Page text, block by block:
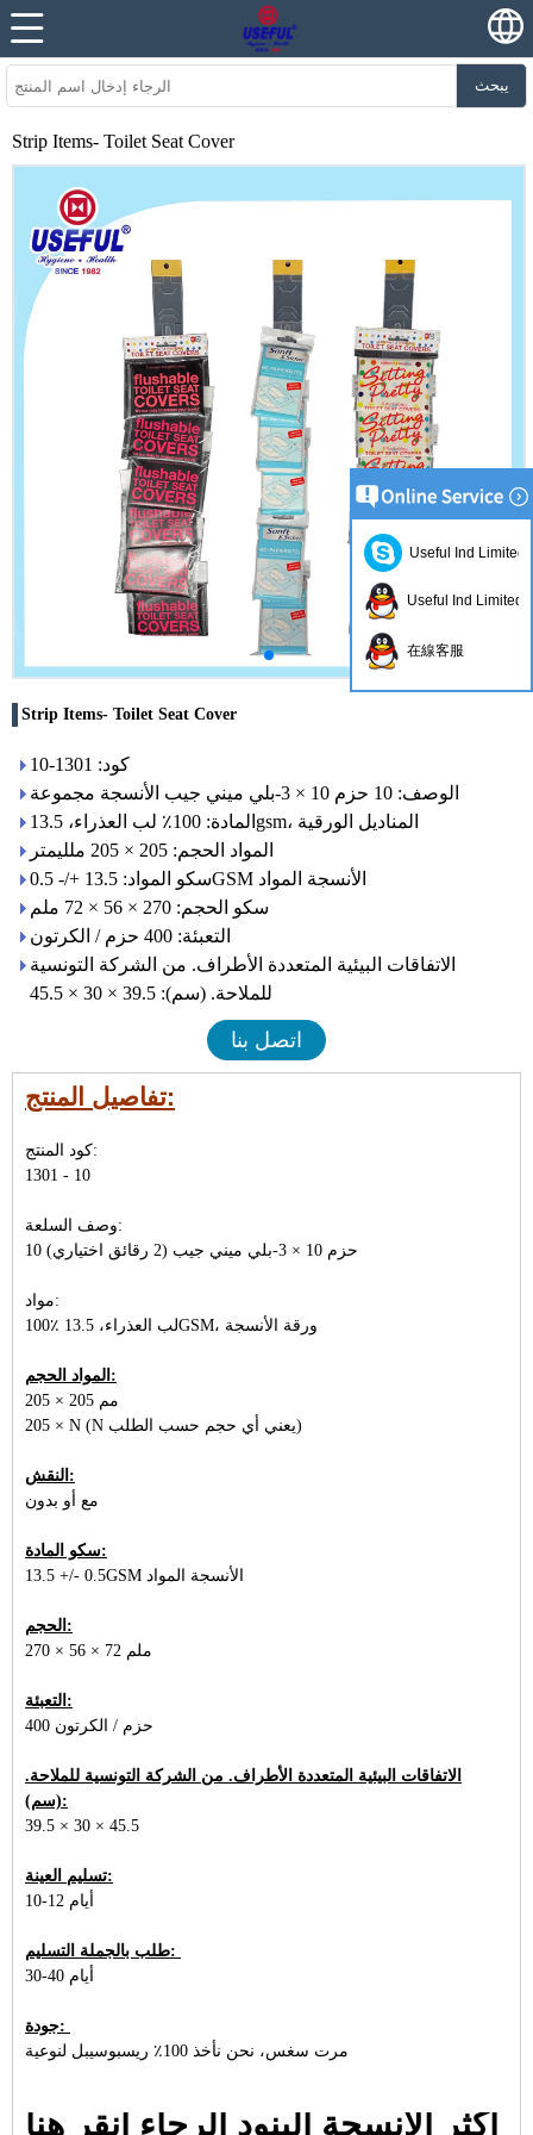
يبحث
Strip Items- Toilet Seat Cover
Strip Items- Toilet Seat Cover
كود: 1301-10
الوصف: 10 حزم 10 × 3-بلي ميني جيب الأنسجة مجموعة
المادة: 100٪ لب العذراء، 13.5gsm، المناديل الورقية
المواد الحجم: 205 × 205 ملليمتر
سكو المواد: 13.5 +/- 0.5GSM الأنسجة المواد
سكو الحجم: 270 × 56 × 72 ملم
التعبئة: 400 حزم / الكرتون
الاتفاقات البيئية المتعددة الأطراف. من الشركة التونسية
للملاحة. (سم): 39.5 × 30 × 45.5
اتصل بنا
تفاصيل المنتج:
كود المنتج:
1301 - 10
وصف السلعة:
10 حزم 10 × 3-بلي ميني جيب (2 رقائق اختياري)
مواد:
100٪ لب العذراء، 13.5GSM، ورقة الأنسجة
المواد الحجم:
205 × 205 مم
205 × N (N يعني أي حجم حسب الطلب)
النقش:
سكو المادة:
13.5 +/- 0.5GSM الأنسجة المواد
الحجم:
270 × 56 × 72 ملم
التعبئة:
400 حزم / الكرتون
الاتفاقات البيئية المتعددة الأطراف. من الشركة التونسية للملاحة.
(سم):
39.5 × 30 × 45.5
تسليم العينة:
طلب بالجملة التسليم:
30-40 أيام
جودة:
مرت سغس، نحن نأخذ 100٪ ريسبوسيبل لنوعية
Useful Ind Limited
Useful Ind Limited
在線客服